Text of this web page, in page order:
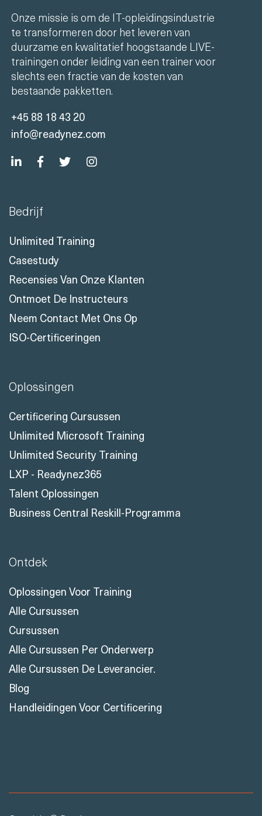
Onze missie is om de IT-opleidingsindustrie
te transformeren door het leveren van
duurzame en kwalitatief hoogstaande LIVE-
trainingen onder leiding van een trainer voor
slechts een fractie van de kosten van
bestaande pakketten.
+45 88 18 43 20
info@readynez.com
Bedrijf
Unlimited Training
Casestudy
Recensies Van Onze Klanten
Ontmoet De Instructeurs
Neem Contact Met Ons Op
ISO-Certificeringen
Oplossingen
Certificering Cursussen
Unlimited Microsoft Training
Unlimited Security Training
LXP - Readynez365
Talent Oplossingen
Business Central Reskill-Programma
Ontdek
Oplossingen Voor Training
Alle Cursussen
Cursussen
Alle Cursussen Per Onderwerp
Alle Cursussen De Leverancier.
Blog
Handleidingen Voor Certificering